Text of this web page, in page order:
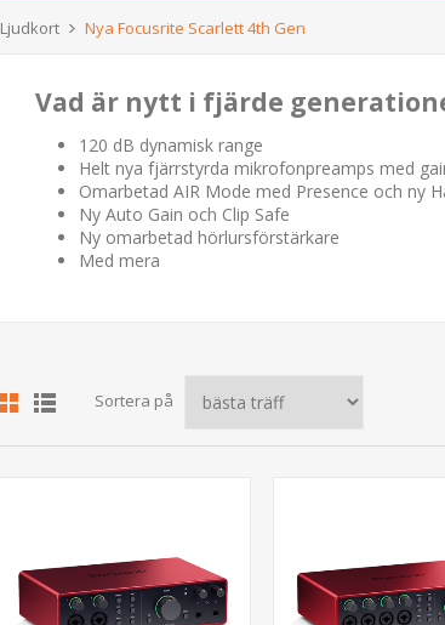
Ljudkort Nya Focusrite Scarlett 4th Gen
Vad är nytt i fjärde
120 dB dynamisk range
Helt nya fjärrstyrda mikrofonpreamps med
Omarbetad AIR Mode med Presence och ny
Ny Auto Gain och Clip Safe
Ny omarbetad hörlursförstärkare
Med mera
Sortera på